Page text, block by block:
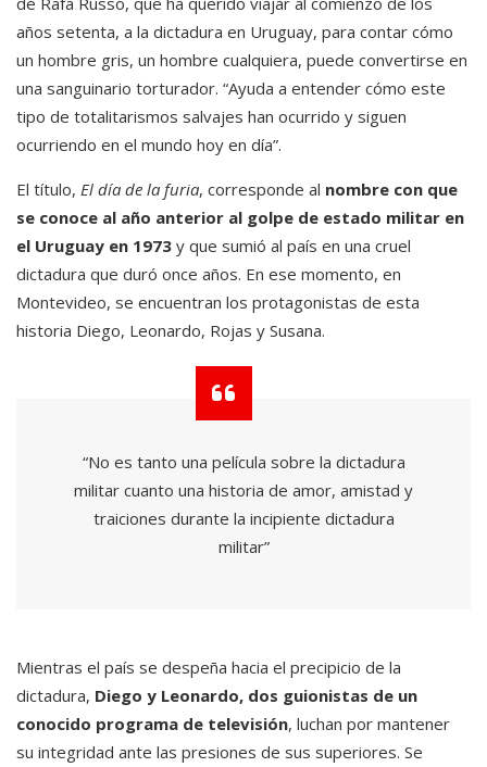
años setenta, a la dictadura en Uruguay, para contar cómo
un hombre gris, un hombre cualquiera, puede convertirse en
una sanguinario torturador. “Ayuda a entender cómo este
tipo de totalitarismos salvajes han ocurrido y siguen
ocurriendo en el mundo hoy en día”.
El título, El día de la furia, corresponde al nombre con que
se conoce al año anterior al golpe de estado militar en
el Uruguay en 1973 y que sumió al país en una cruel
dictadura que duró once años. En ese momento, en
Montevideo, se encuentran los protagonistas de esta
historia Diego, Leonardo, Rojas y Susana.
“No es tanto una película sobre la dictadura
militar cuanto una historia de amor, amistad y
traiciones durante la incipiente dictadura
militar”
Mientras el país se despeña hacia el precipicio de la
dictadura, Diego y Leonardo, dos guionistas de un
conocido programa de televisión, luchan por mantener
su integridad ante las presiones de sus superiores. Se